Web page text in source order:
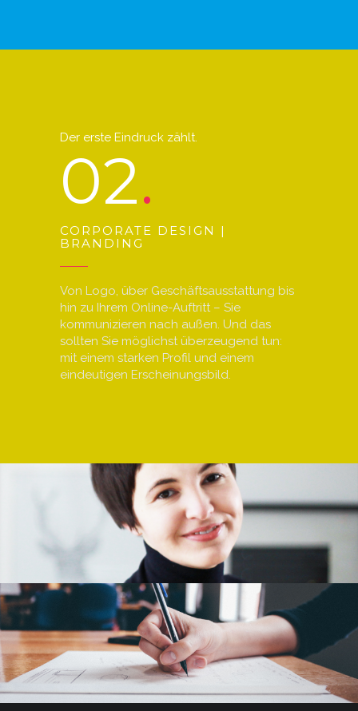
Der erste Eindruck zählt.
02
CORPORATE DESIGN |
BRANDING
Von Logo, über Geschäftsausstattung bis
hin zu Ihrem Online-Auftritt – Sie
kommunizieren nach außen. Und das
sollten Sie möglichst überzeugend tun:
mit einem starken Profil und einem
eindeutigen Erscheinungsbild.